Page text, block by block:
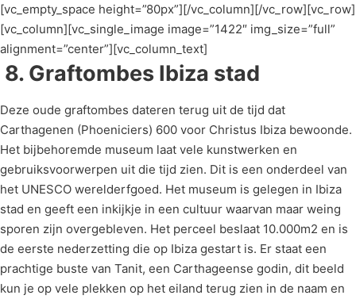
[vc_empty_space height=”80px”][/vc_column][/vc_row][vc_row]
[vc_column][vc_single_image image=”1422″ img_size=”full”
alignment=”center”][vc_column_text]
8. Graftombes Ibiza stad
Deze oude graftombes dateren terug uit de tijd dat
Carthagenen (Phoeniciers) 600 voor Christus Ibiza bewoonde.
Het bijbehoremde museum laat vele kunstwerken en
gebruiksvoorwerpen uit die tijd zien. Dit is een onderdeel van
het UNESCO werelderfgoed. Het museum is gelegen in Ibiza
stad en geeft een inkijkje in een cultuur waarvan maar weing
sporen zijn overgebleven. Het perceel beslaat 10.000m2 en is
de eerste nederzetting die op Ibiza gestart is. Er staat een
prachtige buste van Tanit, een Carthageense godin, dit beeld
kun je op vele plekken op het eiland terug zien in de naam en